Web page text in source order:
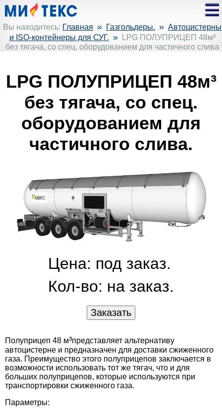
Вы находитесь: Главная » Газгольдеры. » Автоцистерны
и ISO-контейнеры для СУГ. »
LPG ПОЛУПРИЦЕП 48м³
без тягача, со спец. оборудованием для частичного слива
LPG ПОЛУПРИЦЕП 48м³
без тягача, со спец.
оборудованием для
частичного слива.
Цена: под заказ.
Кол-во: на заказ.
Полуприцеп 48 м³представляет альтернативу
автоцистерне и предназначен для доставки сжиженного
газа. Преимущество этого полуприцепов заключается в
возможности использовать тот же тягач, что и для
больших полуприцепов, которые используются при
транспортировки сжиженного газа.
Параметры: